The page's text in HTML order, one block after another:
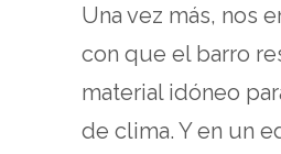
Una vez más, nos
con que el barro
material idóneo
de clima. Y en un